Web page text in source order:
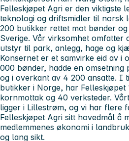
Felleskjøpet Agri er den viktigste
teknologi og driftsmidler til norsk
200 butikker rettet mot bønder
Sverige. Vår virksomhet omfatter
utstyr til park, anlegg, hage og
Konsernet er et samvirke eid av i
000 bønder, hadde en omsetning
og i overkant av 4 200 ansatte. I
butikker i Norge, har Felleskjøpet
kornmottak og 40 verksteder.
ligger i Lillestrøm, og vi har flere
Felleskjøpet Agri sitt hovedmål å
medlemmenes økonomi i
og lang sikt.